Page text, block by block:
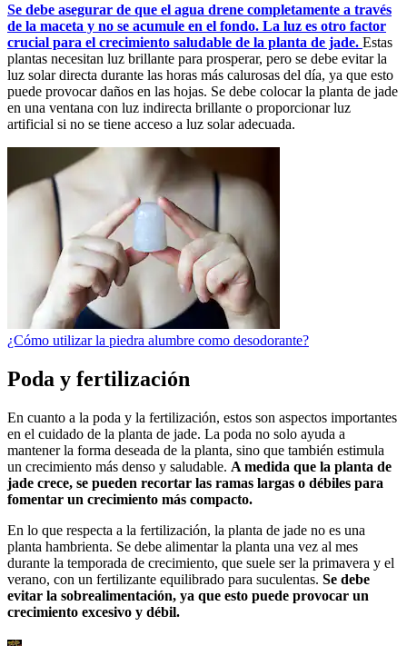
Se debe asegurar de que el agua drene completamente a través
de la maceta y no se acumule en el fondo. La luz es otro factor
crucial para el crecimiento saludable de la planta de jade. Estas
plantas necesitan luz brillante para prosperar, pero se debe evitar la
luz solar directa durante las horas más calurosas del día, ya que esto
puede provocar daños en las hojas. Se debe colocar la planta de jade
en una ventana con luz indirecta brillante o proporcionar luz
artificial si no se tiene acceso a luz solar adecuada.
¿Cómo utilizar la piedra alumbre como desodorante?
Poda y fertilización
En cuanto a la poda y la fertilización, estos son aspectos importantes
en el cuidado de la planta de jade. La poda no solo ayuda a
mantener la forma deseada de la planta, sino que también estimula
un crecimiento más denso y saludable. A medida que la planta de
jade crece, se pueden recortar las ramas largas o débiles para
fomentar un crecimiento más compacto.
En lo que respecta a la fertilización, la planta de jade no es una
planta hambrienta. Se debe alimentar la planta una vez al mes
durante la temporada de crecimiento, que suele ser la primavera y el
verano, con un fertilizante equilibrado para suculentas. Se debe
evitar la sobrealimentación, ya que esto puede provocar un
crecimiento excesivo y débil.